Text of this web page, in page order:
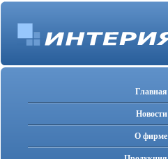
Главная
Новости
О фирме